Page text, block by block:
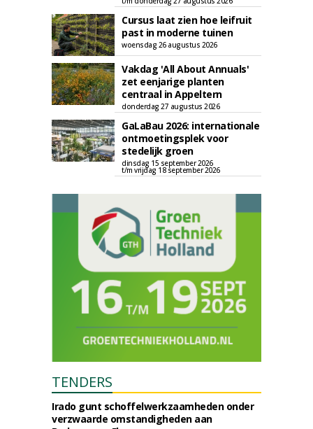
Cursus laat zien hoe leifruit
past in moderne tuinen
woensdag 26 augustus 2026
Vakdag 'All About Annuals'
zet eenjarige planten
centraal in Appeltern
donderdag 27 augustus 2026
GaLaBau 2026: internationale
ontmoetingsplek voor
stedelijk groen
dinsdag 15 september 2026
t/m vrijdag 18 september 2026
TENDERS
Irado gunt schoffelwerkzaamheden onder
verzwaarde omstandigheden aan